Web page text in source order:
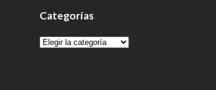
Categorías
Categorías